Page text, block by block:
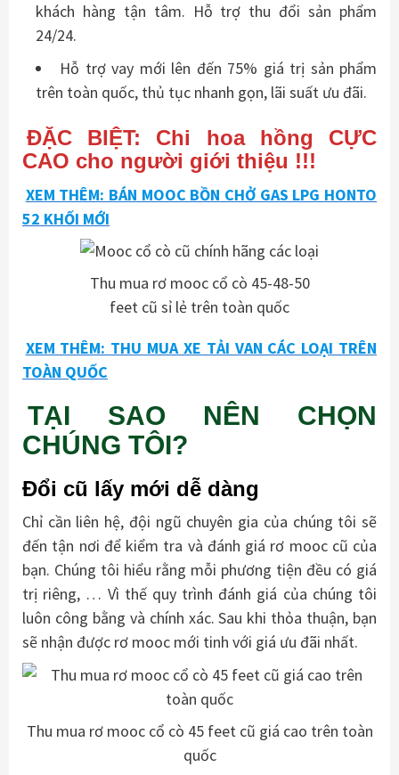
khách hàng tận tâm. Hỗ trợ thu đổi sản phẩm
24/24.
Hỗ trợ vay mới lên đến 75% giá trị sản phẩm
trên toàn quốc, thủ tục nhanh gọn, lãi suất ưu đãi.
ĐẶC BIỆT: Chi hoa hồng CỰC
CAO cho người giới thiệu !!!
XEM THÊM: BÁN MOOC BỒN CHỞ GAS LPG HONTO
52 KHỐI MỚI
Thu mua rơ mooc cổ cò 45-48-50
feet cũ sỉ lẻ trên toàn quốc
XEM THÊM: THU MUA XE TẢI VAN CÁC LOẠI TRÊN
TOÀN QUỐC
TẠI SAO NÊN CHỌN
CHÚNG TÔI?
Đổi cũ lấy mới dễ dàng
Chỉ cần liên hệ, đội ngũ chuyên gia của chúng tôi sẽ
đến tận nơi để kiểm tra và đánh giá rơ mooc cũ của
bạn. Chúng tôi hiểu rằng mỗi phương tiện đều có giá
trị riêng, … Vì thế quy trình đánh giá của chúng tôi
luôn công bằng và chính xác. Sau khi thỏa thuận, bạn
sẽ nhận được rơ mooc mới tinh với giá ưu đãi nhất.
Thu mua rơ mooc cổ cò 45 feet cũ giá cao trên toàn
quốc